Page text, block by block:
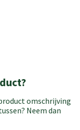
omschrijving
Neem dan